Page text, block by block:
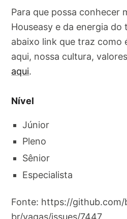
Para que possa conhecer
Houseasy e da energia do
abaixo link que traz como
aqui, nossa cultura,
aqui.
Nível
Júnior
Pleno
Sênior
Especialista
Fonte: https://github.com/
br/vagas/issues/7447